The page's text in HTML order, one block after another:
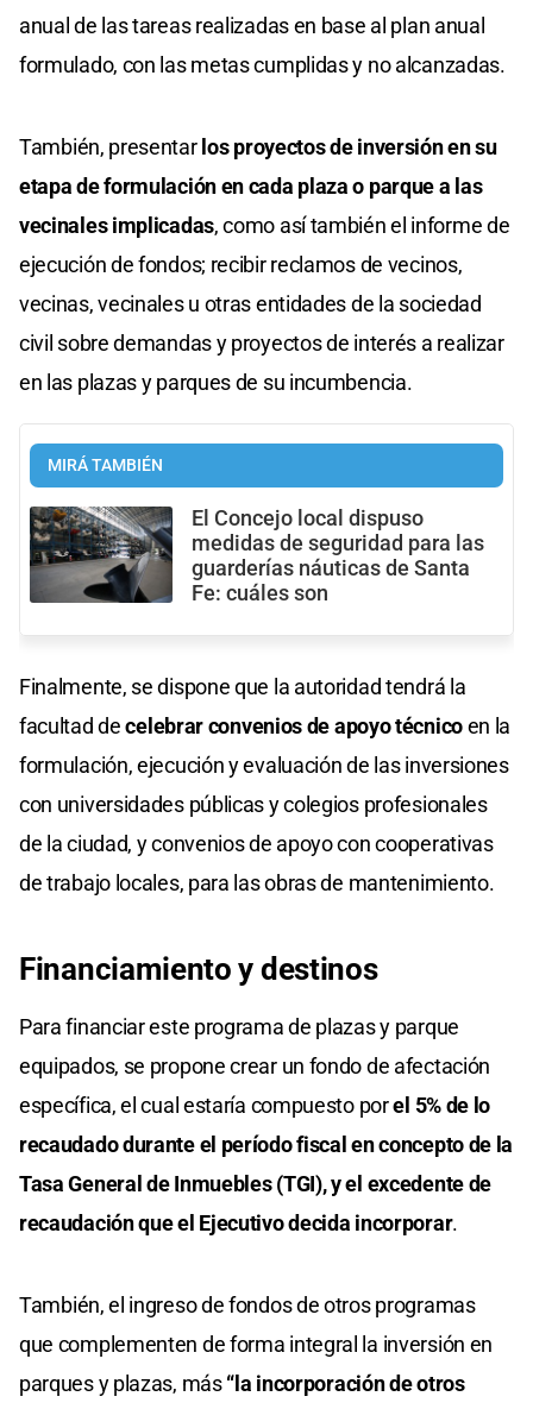
anual de las tareas realizadas en base al plan anual
formulado, con las metas cumplidas y no alcanzadas.
También, presentar los proyectos de inversión en su
etapa de formulación en cada plaza o parque a las
vecinales implicadas, como así también el informe de
ejecución de fondos; recibir reclamos de vecinos,
vecinas, vecinales u otras entidades de la sociedad
civil sobre demandas y proyectos de interés a realizar
en las plazas y parques de su incumbencia.
MIRÁ TAMBIÉN
El Concejo local dispuso
medidas de seguridad para las
guarderías náuticas de Santa
Fe: cuáles son
Finalmente, se dispone que la autoridad tendrá la
facultad decelebrar convenios de apoyo técnicoen la
formulación, ejecución y evaluación de las inversiones
con universidades públicas y colegios profesionales
de la ciudad, y convenios de apoyo con cooperativas
de trabajo locales, para las obras de mantenimiento.
Financiamiento y destinos
Para financiar este programa de plazas y parque
equipados, se propone crear un fondo de afectación
específica, el cual estaría compuesto porel 5% de lo
recaudado durante el período fiscal en concepto de la
Tasa General de Inmuebles (TGI), y el excedente de
recaudación que el Ejecutivo decida incorporar.
También, el ingreso de fondos de otros programas
que complementen de forma integral la inversión en
parques y plazas, más“la incorporación de otros